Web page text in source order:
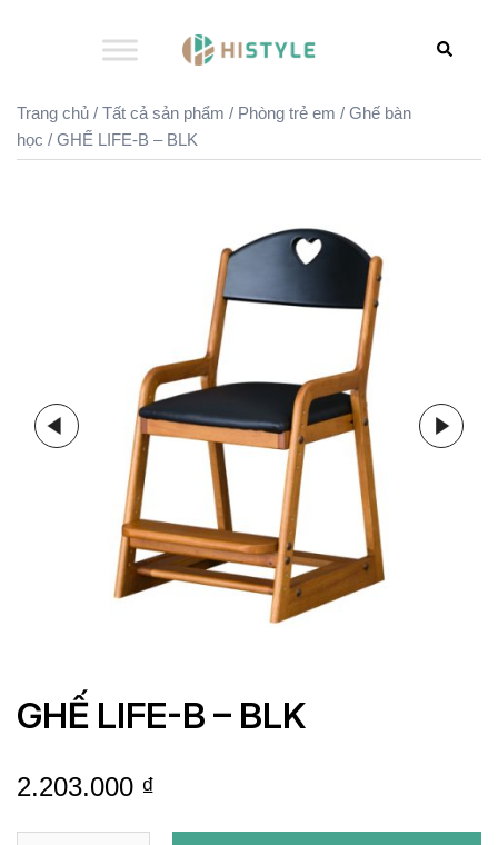
Search
Trang chủ / Tất cả sản phẩm / Phòng trẻ em / Ghế bàn
học / GHẾ LIFE-B – BLK
GHẾ LIFE-B – BLK
2.203.000 ₫